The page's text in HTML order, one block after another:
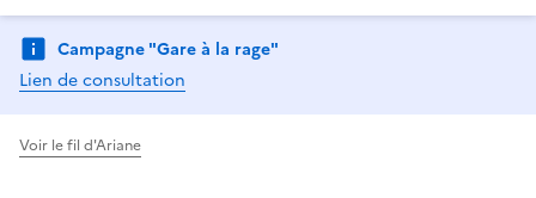
Campagne "Gare à la rage"
Lien de consultation
Voir le fil d'Ariane